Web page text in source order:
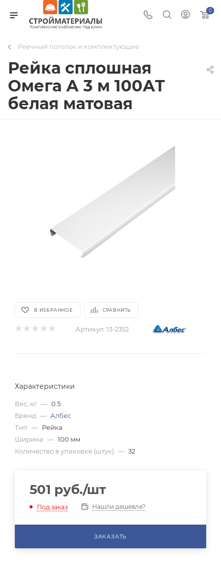
0
Реечный потолок и комплектующие
Рейка сплошная
Омега А 3 м 100АТ
белая матовая
В ИЗБРАННОЕ СРАВНИТЬ
Артикул: 13-2352
Характеристики
Вес, кг — 0.5
Бренд — Албес
Тип — Рейка
Ширина — 100 мм
Количество в упаковке (штук) — 32
501 руб./шт
Под заказ Нашли дешевле?
ЗАКАЗАТЬ